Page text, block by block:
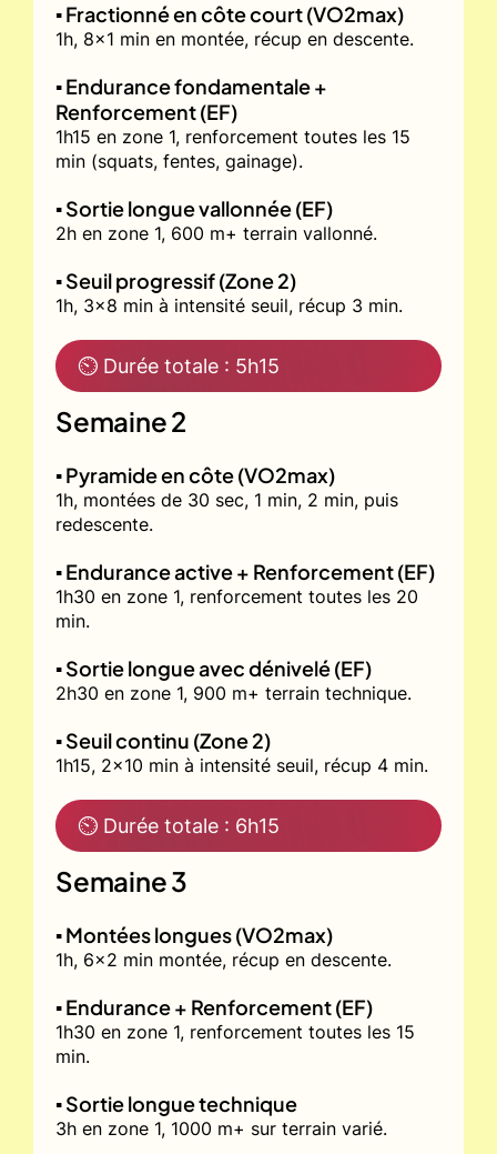
▪️ Fractionné en côte court (VO2max)
1h, 8x1 min en montée, récup en descente.
▪️ Endurance fondamentale +
Renforcement (EF)
1h15 en zone 1, renforcement toutes les 15
min (squats, fentes, gainage).
▪️ Sortie longue vallonnée (EF)
2h en zone 1, 600 m+ terrain vallonné.
▪️ Seuil progressif (Zone 2)
1h, 3x8 min à intensité seuil, récup 3 min.
⏲ Durée totale : 5h15
Semaine 2
▪️ Pyramide en côte (VO2max)
1h, montées de 30 sec, 1 min, 2 min, puis
redescente.
▪️ Endurance active + Renforcement (EF)
1h30 en zone 1, renforcement toutes les 20
min.
▪️ Sortie longue avec dénivelé (EF)
2h30 en zone 1, 900 m+ terrain technique.
▪️ Seuil continu (Zone 2)
1h15, 2x10 min à intensité seuil, récup 4 min.
⏲ Durée totale : 6h15
Semaine 3
▪️ Montées longues (VO2max)
1h, 6x2 min montée, récup en descente.
▪️ Endurance + Renforcement (EF)
1h30 en zone 1, renforcement toutes les 15
min.
▪️ Sortie longue technique
3h en zone 1, 1000 m+ sur terrain varié.